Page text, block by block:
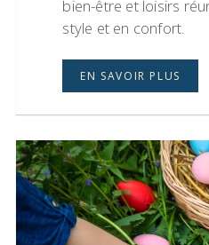
bien-être et loisirs
style et en confort.
EN SAVOIR PLUS